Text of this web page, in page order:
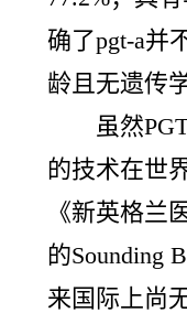
确了pgt-a并
龄且无遗传
虽然
的技术在世
《新英格兰
的Sounding
来国际上尚